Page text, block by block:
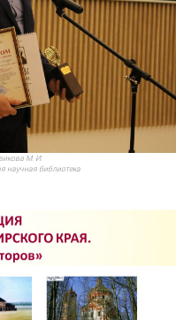
М. И.
научная библиотека